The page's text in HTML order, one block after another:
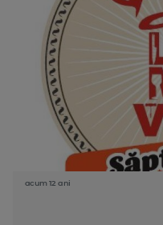
acum 12 ani